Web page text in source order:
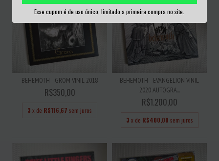
Esse cupom é de uso único, limitado a primeira compra no site.
BEHEMOTH - GROM VINIL 2018
R$350,00
3 x de R$116,67 sem juros
BEHEMOTH - EVANGELION VINIL
2020 AUTOGRA...
R$1.200,00
3 x de R$400,00 sem juros